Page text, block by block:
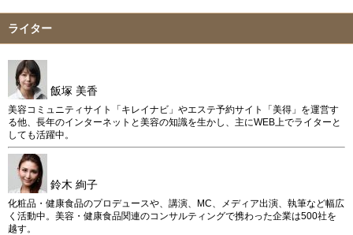
ライター
飯塚 美香
美容コミュニティサイト「キレイナビ」やエステ予約サイト「美得」を運営す
る他、長年のインターネットと美容の知識を生かし、主にWEB上でライターと
しても活躍中。
鈴木 絢子
化粧品・健康食品のプロデュースや、講演、MC、メディア出演、執筆など幅広
く活動中。美容・健康食品関連のコンサルティングで携わった企業は500社を
越す。